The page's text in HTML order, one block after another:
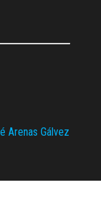
Arenas Gálvez